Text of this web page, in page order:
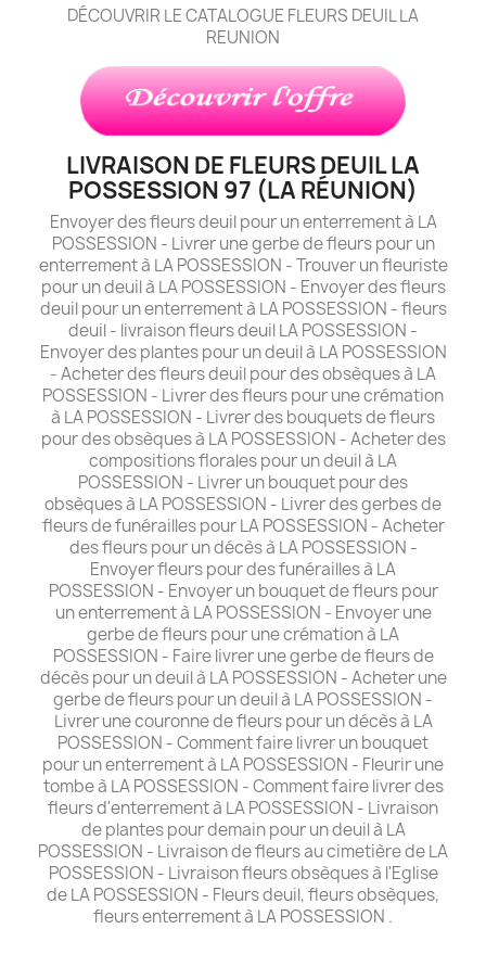
DÉCOUVRIR LE CATALOGUE FLEURS DEUIL LA
REUNION
LIVRAISON DE FLEURS DEUIL LA
POSSESSION 97 (LA RÉUNION)
Envoyer des fleurs deuil pour un enterrement à LA
POSSESSION - Livrer une gerbe de fleurs pour un
enterrement à LA POSSESSION - Trouver un fleuriste
pour un deuil à LA POSSESSION - Envoyer des fleurs
deuil pour un enterrement à LA POSSESSION - fleurs
deuil - livraison fleurs deuil LA POSSESSION -
Envoyer des plantes pour un deuil à LA POSSESSION
- Acheter des fleurs deuil pour des obsèques à LA
POSSESSION - Livrer des fleurs pour une crémation
à LA POSSESSION - Livrer des bouquets de fleurs
pour des obsèques à LA POSSESSION - Acheter des
compositions florales pour un deuil à LA
POSSESSION - Livrer un bouquet pour des
obsèques à LA POSSESSION - Livrer des gerbes de
fleurs de funérailles pour LA POSSESSION - Acheter
des fleurs pour un décès à LA POSSESSION -
Envoyer fleurs pour des funérailles à LA
POSSESSION - Envoyer un bouquet de fleurs pour
un enterrement à LA POSSESSION - Envoyer une
gerbe de fleurs pour une crémation à LA
POSSESSION - Faire livrer une gerbe de fleurs de
décès pour un deuil à LA POSSESSION - Acheter une
gerbe de fleurs pour un deuil à LA POSSESSION -
Livrer une couronne de fleurs pour un décès à LA
POSSESSION - Comment faire livrer un bouquet
pour un enterrement à LA POSSESSION - Fleurir une
tombe à LA POSSESSION - Comment faire livrer des
fleurs d'enterrement à LA POSSESSION - Livraison
de plantes pour demain pour un deuil à LA
POSSESSION - Livraison de fleurs au cimetière de LA
POSSESSION - Livraison fleurs obsèques à l'Eglise
de LA POSSESSION - Fleurs deuil, fleurs obsèques,
fleurs enterrement à LA POSSESSION .